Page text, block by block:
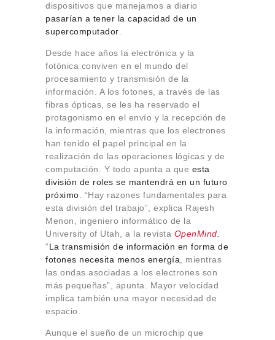
dispositivos que manejamos a diario
pasarían a tener la capacidad de un
supercomputador
Desde hace años la electrónica y la
fotónica conviven en el mundo del
procesamiento y transmisión de la
información. A los fotones, a través de las
fibras ópticas, se les ha reservado el
protagonismo en el envío y la recepción de
la información, mientras que los electrones
han tenido el papel principal en la
realización de las operaciones lógicas y de
computación. Y todo apunta a que esta
división de roles se mantendrá en un futuro
próximo . “Hay razones fundamentales para
esta división del trabajo”, explica Rajesh
Menon, ingeniero informático de la
University of Utah, a la revista OpenMind
“La transmisión de información en forma de
fotones necesita menos energía , mientras
las ondas asociadas a los electrones son
más pequeñas”, apunta. Mayor velocidad
implica también una mayor necesidad de
espacio.
Aunque el sueño de un microchip que